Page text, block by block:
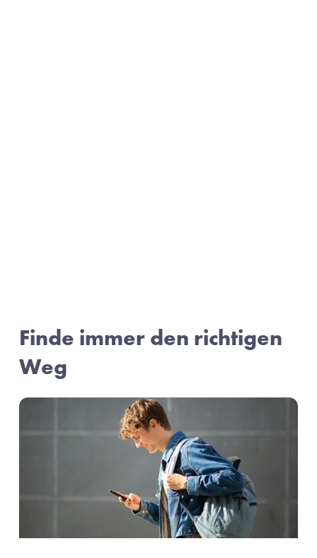
Finde immer den richtigen
Weg